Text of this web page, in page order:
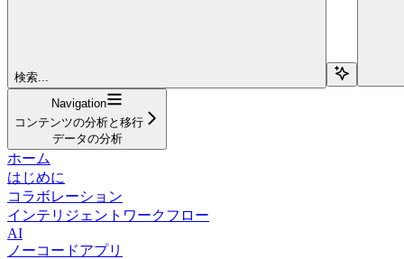
検索...
Navigation
コンテンツの分析と移行
データの分析
ホーム
はじめに
コラボレーション
インテリジェントワークフロー
AI
ノーコードアプリ